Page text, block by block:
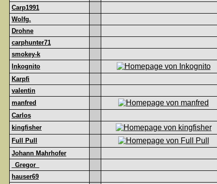
Carp1991
Wolfg.
Drohne
carphunter71
smokey-k
Inkognito
Karpfi
valentin
manfred
Carlos
kingfisher
Full Pull
Johann Mahrhofer
_Gregor_
hauser69